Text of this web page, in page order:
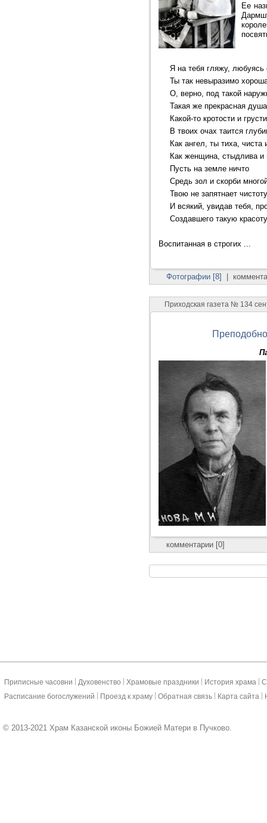
Ее
Я на тебя гляжу, любуясь
Ты так невыразимо
О, верно, под такой
Такая же прекрасная
Какой-то кротости и
В твоих очах таится
Как ангел, ты тиха, чиста
Как женщина, стыдлива и
Пусть на земле ничто
Средь зол и скорби
Твою не запятнает
И всякий, увидав тебя,
Создавшего такую
Воспитанная в строгих ...
Фотографии [8]
Приходская газета № 134
комментарии [0]
Приписные часовни Духовенство Храмовые праздники История храма
Расписание богослужений
Проезд к храму Обратная связь Карта сайта
© 2013-2021 Храм Казанской иконы Божией Матери в Пучково.